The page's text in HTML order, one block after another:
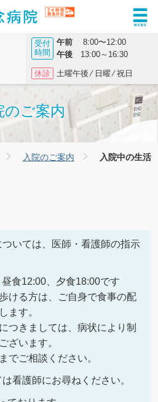
受付
時間
午前8:00〜12:00
午後13:00～16:30
休診 土曜午後 ⁄ 日曜 ⁄ 祝日
のご案内
入院のご案内 入院中の生活
いては、医師・看護師の指示
食12:00、夕食18:00です
ける方は、ご自身で食事の配
ます。
つきましては、病状により制
ざいます。
でご相談ください。
看護師にお尋ねください。